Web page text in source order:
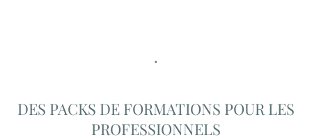
.
DES PACKS DE FORMATIONS POUR LES
PROFESSIONNELS